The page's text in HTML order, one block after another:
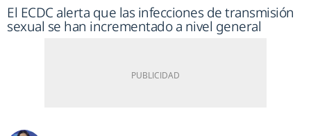
El ECDC alerta que las infecciones de transmisión
sexual se han incrementado a nivel general